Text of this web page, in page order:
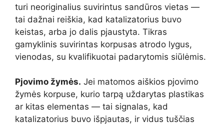
turi neoriginalius suvirintus sandūros vietas —
tai dažnai reiškia, kad katalizatorius buvo
keistas, arba jo dalis pjaustyta. Tikras
gamyklinis suvirintas korpusas atrodo lygus,
vienodas, su kvalifikuotai padarytomis siūlėmis.
Pjovimo žymės. Jei matomos aiškios pjovimo
žymės korpuse, kurio tarpą uždarytas plastikas
ar kitas elementas — tai signalas, kad
katalizatorius buvo išpjautas, ir vidus tuščias